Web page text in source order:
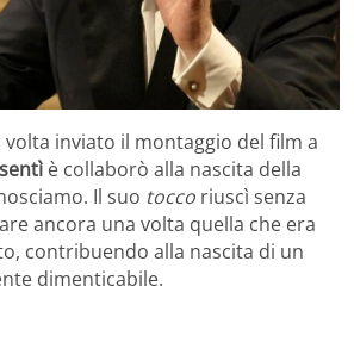
inviato il montaggio del film a
è collaborò alla nascita della
Il suo tocco riuscì senza
ancora una volta quella che era
contribuendo alla nascita di un
dimenticabile.